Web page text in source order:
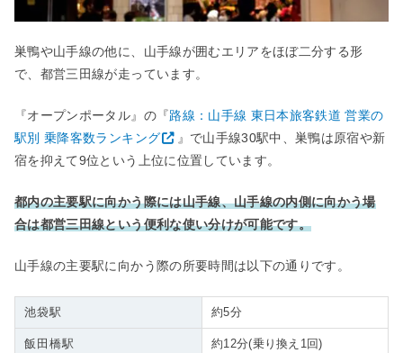
巣鴨や山手線の他に、山手線が囲むエリアをほぼ二分する形
で、都営三田線が走っています。
『オープンポータル』の『路線：山手線 東日本旅客鉄道 営業の
駅別 乗降客数ランキング
』で山手線30駅中、巣鴨は原宿や新
宿を抑えて9位という上位に位置しています。
都内の主要駅に向かう際には山手線、山手線の内側に向かう場
合は都営三田線という便利な使い分けが可能です。
山手線の主要駅に向かう際の所要時間は以下の通りです。
池袋駅 約5分
飯田橋駅 約12分(乗り換え1回)